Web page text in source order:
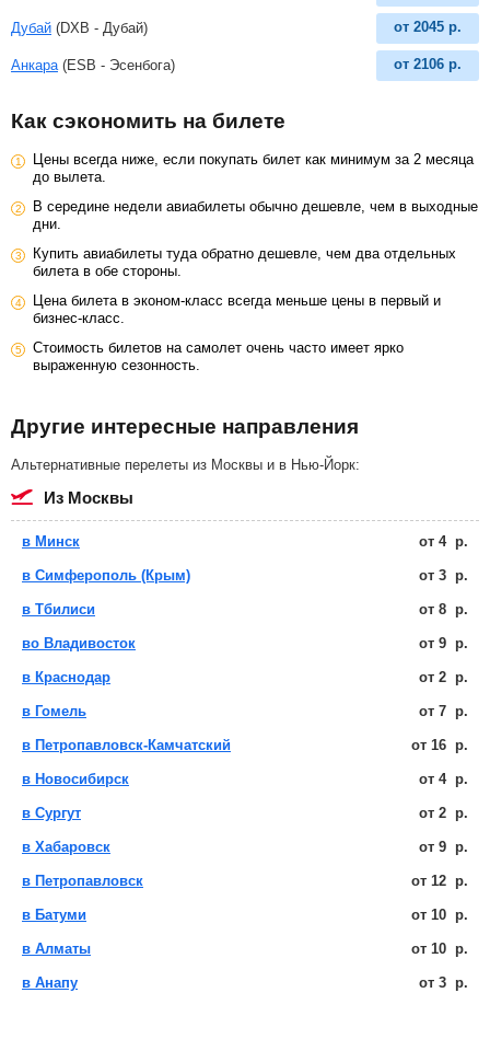
Дубай (DXB - Дубай) от 2045 р.
Анкара (ESB - Эсенбога) от 2106 р.
Как сэкономить на билете
Цены всегда ниже, если покупать билет как минимум за 2 месяца
до вылета.
В середине недели авиабилеты обычно дешевле, чем в выходные
дни.
Купить авиабилеты туда обратно дешевле, чем два отдельных
билета в обе стороны.
Цена билета в эконом-класс всегда меньше цены в первый и
бизнес-класс.
Стоимость билетов на самолет очень часто имеет ярко
выраженную сезонность.
Другие интересные направления
Альтернативные перелеты из Москвы и в Нью-Йорк:
из Москвы
в Минск от 4 р.
в Симферополь (Крым) от 3 р.
в Тбилиси от 8 р.
во Владивосток от 9 р.
в Краснодар от 2 р.
в Гомель от 7 р.
в Петропавловск-Камчатский от 16 р.
в Новосибирск от 4 р.
в Сургут от 2 р.
в Хабаровск от 9 р.
в Петропавловск от 12 р.
в Батуми от 10 р.
в Алматы от 10 р.
в Анапу от 3 р.